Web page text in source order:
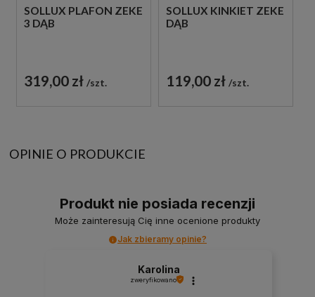
SOLLUX PLAFON ZEKE
3 DĄB
319,00 zł szt.
SOLLUX KINKIET ZEKE
DĄB
119,00 zł szt.
OPINIE O PRODUKCIE
Produkt nie posiada recenzji
Może zainteresują Cię inne ocenione produkty
Jak zbieramy opinie?
Karolina
zweryfikowano